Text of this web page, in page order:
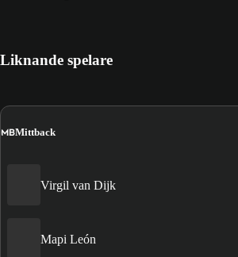
Liknande spelare
MBMittback
Virgil van Dijk
Mapi León